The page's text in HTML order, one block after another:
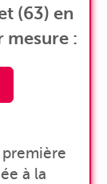
(63) en
mesure :
première
à la